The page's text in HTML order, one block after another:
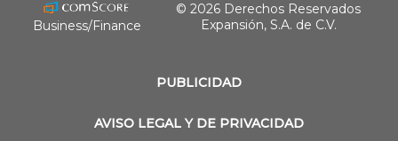
PUBLICIDAD
AVISO LEGAL Y DE PRIVACIDAD
Business/Finance
© 2026 Derechos Reservados
Expansión, S.A. de C.V.